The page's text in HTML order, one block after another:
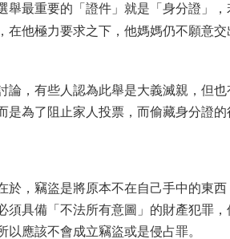
舉最重要的「證件」就是「身分證」
在他極力要求之下，他媽媽仍不願意
論，有些人認為此舉是大義滅親，但
是為了阻止家人投票，而偷藏身分證
於，竊盜是將原本不在自己手中的東
須具備「不法所有意圖」的財產犯罪
以應該不會成立竊盜或是侵占罪。